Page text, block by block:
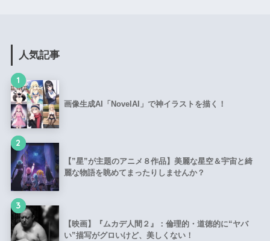
人気記事
1
画像生成AI「NovelAI」で神イラストを描く！
2
【”星”が主題のアニメ８作品】美麗な星空＆宇宙と綺
麗な物語を眺めてまったりしませんか？
3
【映画】『ムカデ人間２』：倫理的・道徳的に“ヤバ
い”描写がグロいけど、美しくない！